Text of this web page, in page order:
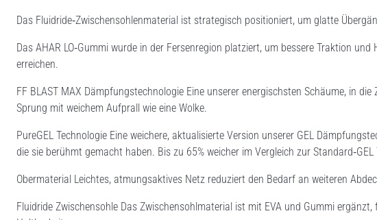
Das Fluidride‑Zwischensohlenmaterial ist strategisch positioniert, um glatte
Das AHAR LO‑Gummi wurde in der Fersenregion platziert, um bessere Traktion
erreichen.
FF BLAST MAX Dämpfungstechnologie Eine unserer energischsten Schäume, in
Sprung mit weichem Aufprall wie eine Wolke.
PureGEL Technologie Eine weichere, aktualisierte Version unserer GEL
die sie berühmt gemacht haben. Bis zu 65% weicher im Vergleich zur Standard‑GEL
Obermaterial Leichtes, atmungsaktives Netz reduziert den Bedarf an weiteren
Fluidride Zwischensohle Das Zwischensohlmaterial ist mit EVA und Gummi